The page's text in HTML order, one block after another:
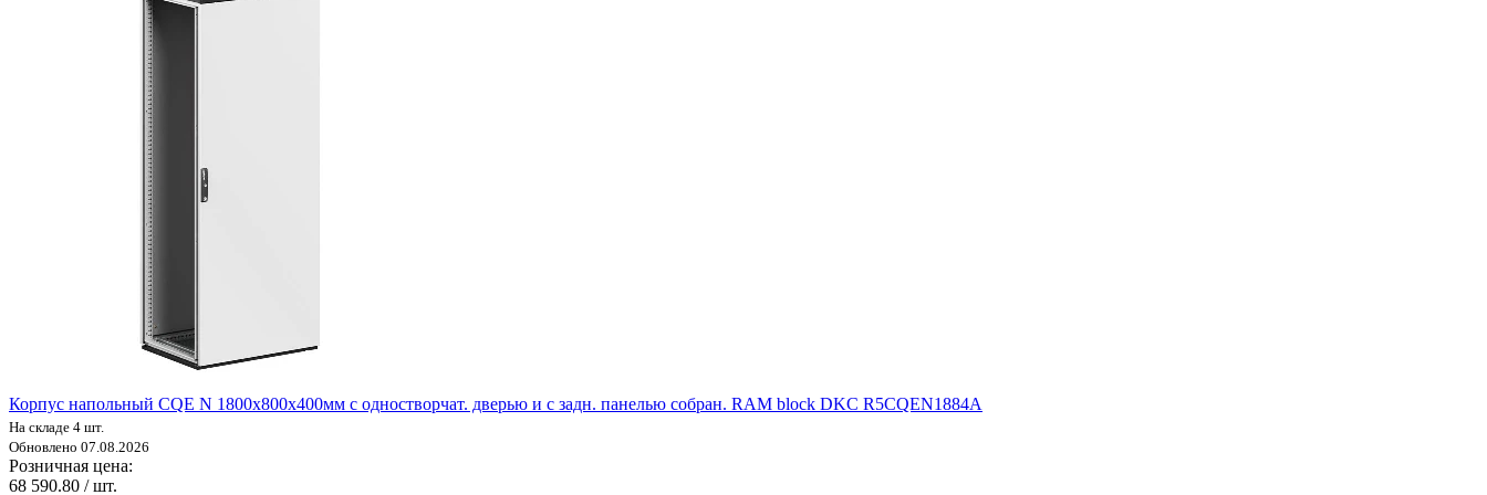
Корпус напольный CQE N 1800х800х400мм с одностворчат. дверью и с задн. панелью собран. RAM block DKC R5CQEN1884A
На складе 4 шт.
Обновлено 07.08.2026
Розничная цена:
68 590.80 / шт.